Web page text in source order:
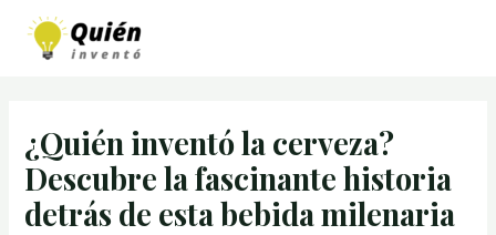
¿Quién inventó la cerveza?
Descubre la fascinante historia
detrás de esta bebida milenaria